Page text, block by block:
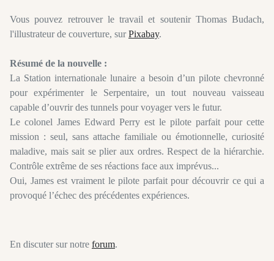
Vous pouvez retrouver le travail et soutenir Thomas Budach,
l'illustrateur de couverture, surPixabay.
Résumé de la nouvelle :
La Station internationale lunaire a besoin d’un pilote chevronné
pour expérimenter le Serpentaire, un tout nouveau vaisseau
capable d’ouvrir des tunnels pour voyager vers le futur.
Le colonel James Edward Perry est le pilote parfait pour cette
mission : seul, sans attache familiale ou émotionnelle, curiosité
maladive, mais sait se plier aux ordres. Respect de la hiérarchie.
Contrôle extrême de ses réactions face aux imprévus...
Oui, James est vraiment le pilote parfait pour découvrir ce qui a
provoqué l’échec des précédentes expériences.
En discuter sur notre forum.